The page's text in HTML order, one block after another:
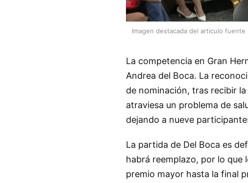
Imagen destacada del articulo fuente
La competencia en Gran
Andrea del Boca. La
de nominación, tras recibir
atraviesa un problema de
dejando a nueve
La partida de Del Boca es
habrá reemplazo, por lo que
premio mayor hasta la final